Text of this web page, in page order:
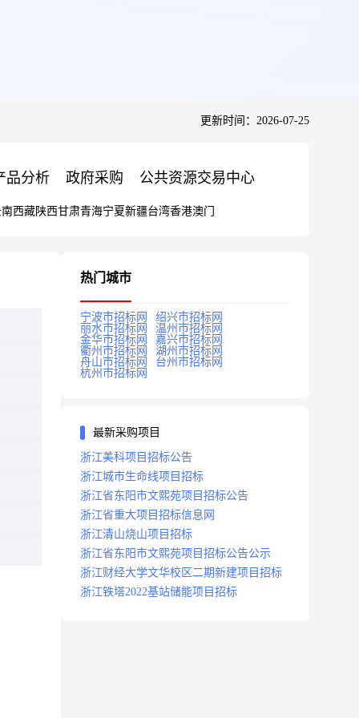
更新时间：2026-07-25
品分析 政府采购 公共资源交易中心
西藏陕西甘肃青海宁夏新疆台湾香港澳门
热门城市
宁波市招标网
绍兴市招标网
丽水市招标网
温州市招标网
金华市招标网
嘉兴市招标网
衢州市招标网
湖州市招标网
舟山市招标网
台州市招标网
杭州市招标网
最新采购项目
浙江美科项目招标公告
浙江城市生命线项目招标
浙江省东阳市文熙苑项目招标公告
浙江省重大项目招标信息网
浙江清山烧山项目招标
浙江省东阳市文熙苑项目招标公告公示
浙江财经大学文华校区二期新建项目招标
浙江铁塔2022基站储能项目招标